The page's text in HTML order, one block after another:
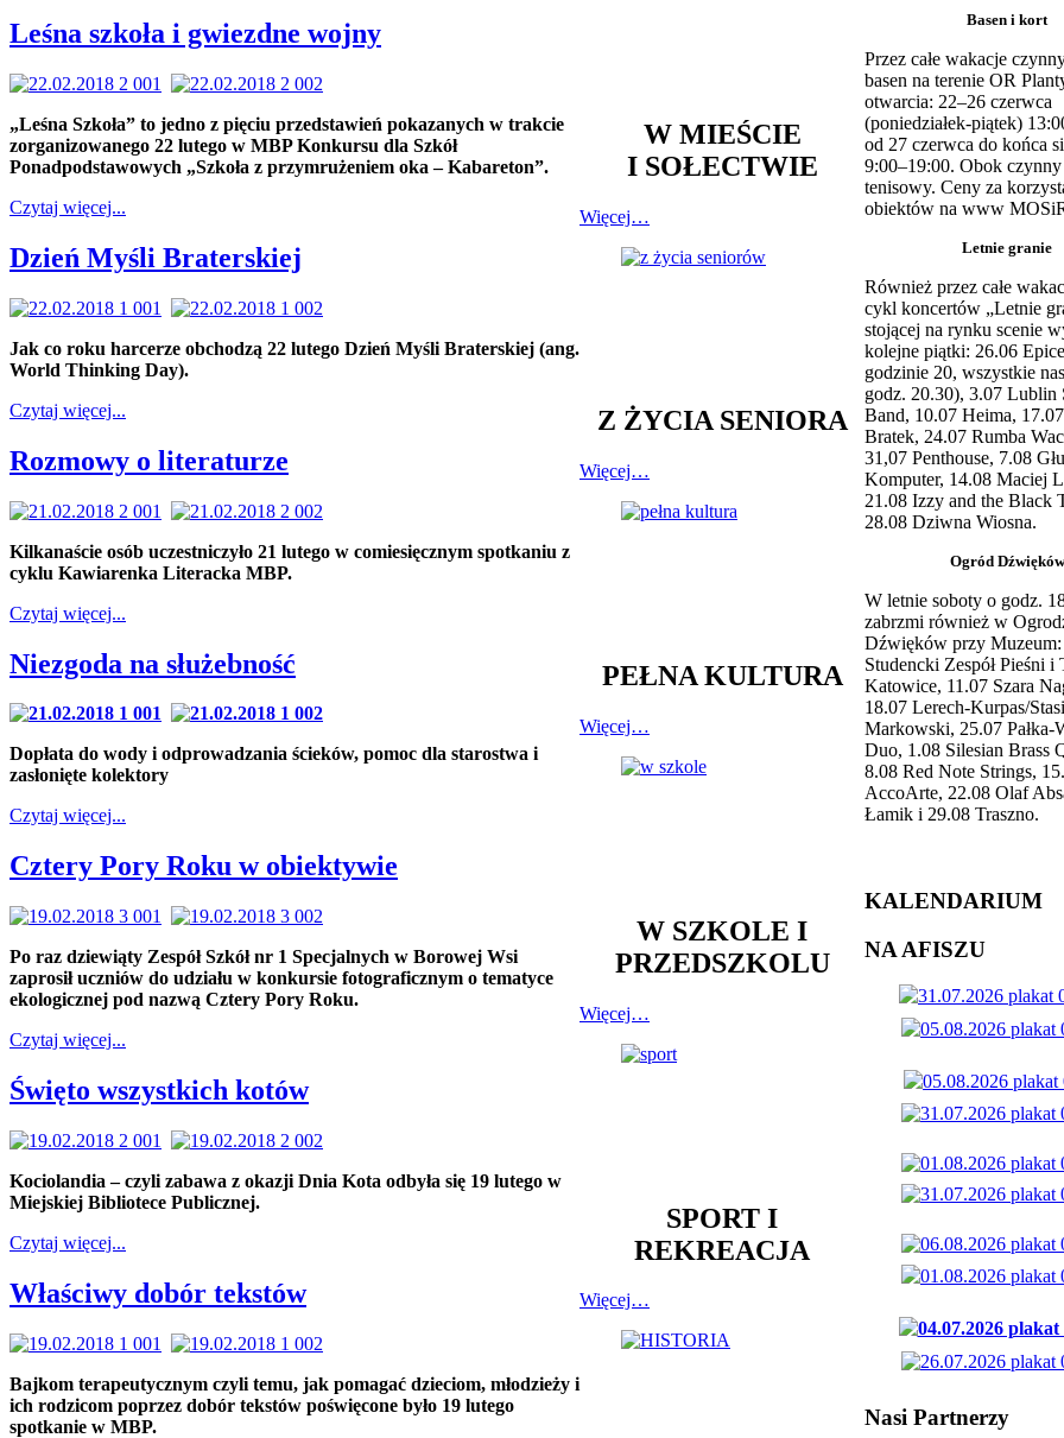
Leśna szkoła i gwiezdne wojny
„Leśna Szkoła” to jedno z pięciu przedstawień pokazanych w trakcie
zorganizowanego 22 lutego w MBP Konkursu dla Szkół
Ponadpodstawowych „Szkoła z przymrużeniem oka – Kabareton”.
Czytaj więcej...
Dzień Myśli Braterskiej
Jak co roku harcerze obchodzą 22 lutego Dzień Myśli Braterskiej (ang.
World Thinking Day).
Czytaj więcej...
Rozmowy o literaturze
Kilkanaście osób uczestniczyło 21 lutego w comiesięcznym spotkaniu z
cyklu Kawiarenka Literacka MBP.
Czytaj więcej...
Niezgoda na służebność
Dopłata do wody i odprowadzania ścieków, pomoc dla starostwa i
zasłonięte kolektory
Czytaj więcej...
Cztery Pory Roku w obiektywie
Po raz dziewiąty Zespół Szkół nr 1 Specjalnych w Borowej Wsi
zaprosił uczniów do udziału w konkursie fotograficznym o tematyce
ekologicznej pod nazwą Cztery Pory Roku.
Czytaj więcej...
Święto wszystkich kotów
Kociolandia – czyli zabawa z okazji Dnia Kota odbyła się 19 lutego w
Miejskiej Bibliotece Publicznej.
Czytaj więcej...
Właściwy dobór tekstów
Bajkom terapeutycznym czyli temu, jak pomagać dzieciom, młodzieży i
ich rodzicom poprzez dobór tekstów poświęcone było 19 lutego
spotkanie w MBP.
W MIEŚCIE
I SOŁECTWIE
Więcej…
Z ŻYCIA SENIORA
Więcej…
PEŁNA KULTURA
Więcej…
W SZKOLE I
PRZEDSZKOLU
Więcej…
SPORT I
REKREACJA
Więcej…
Basen i kort
Przez całe wakacje
basen na terenie OR
otwarcia: 22–26 czerwca
(poniedziałek-piątek)
od 27 czerwca do końca
9:00–19:00. Obok
tenisowy. Ceny za
obiektów na www
Letnie granie
Również przez całe
cykl koncertów „Letnie
stojącej na rynku scenie
kolejne piątki: 26.06
godzinie 20, wszystkie
godz. 20.30), 3.07 Lublin
Band, 10.07 Heima,
Bratek, 24.07 Rumba
31,07 Penthouse, 7.08
Komputer, 14.08 Maciej
21.08 Izzy and the Black
28.08 Dziwna Wiosna.
Ogród Dźwięków
W letnie soboty o godz.
zabrzmi również w
Dźwięków przy
Studencki Zespół Pieśni i
Katowice, 11.07 Szara
18.07 Lerech-Kurpas/
Markowski, 25.07 Pałka-
Duo, 1.08 Silesian Brass
8.08 Red Note Strings,
AccoArte, 22.08 Olaf
Łamik i 29.08 Traszno.
KALENDARIUM
NA AFISZU
Nasi Partnerzy